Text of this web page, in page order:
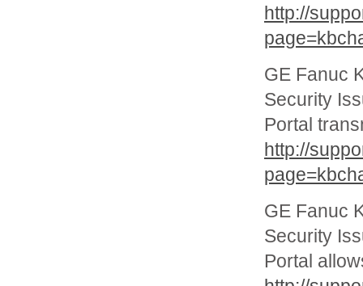
http://
GE Fanuc
Security
Portal
http://
GE Fanuc
Security
Portal